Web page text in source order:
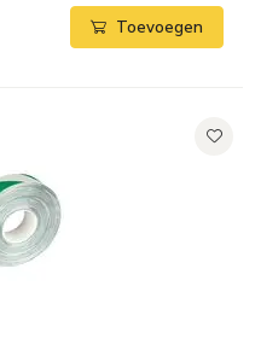
Toevoegen